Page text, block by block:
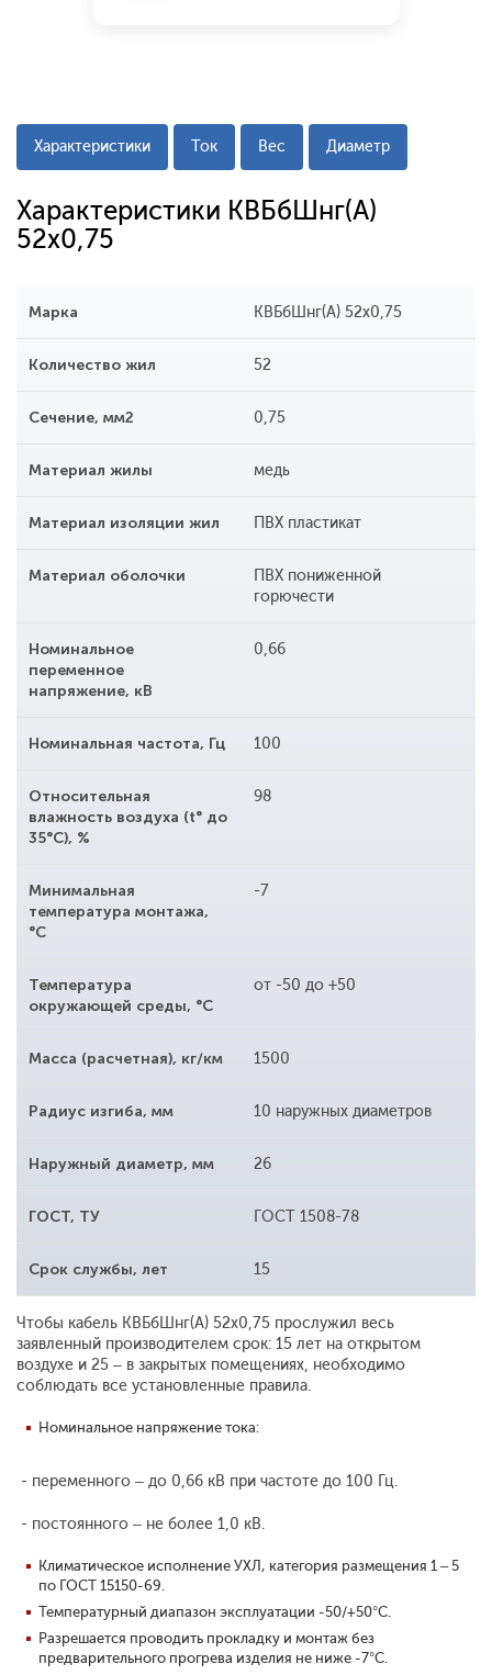
Характеристики Ток Вес Диаметр
Характеристики КВБбШнг(А)
52х0,75
Марка КВБбШнг(А) 52х0,75
Количество жил 52
Сечение, мм2 0,75
Материал жилы медь
Материал изоляции жил ПВХ пластикат
Материал оболочки
ПВХ пониженной
горючести
Номинальное
переменное
напряжение, кВ
0,66
Номинальная частота, Гц 100
Относительная
влажность воздуха (t° до
35°С), %
98
Минимальная
температура монтажа,
°С
-7
Температура
окружающей среды, °С
от -50 до +50
Масса (расчетная), кг/км 1500
Радиус изгиба, мм 10 наружных диаметров
Наружный диаметр, мм 26
ГОСТ, ТУ ГОСТ 1508-78
Срок службы, лет 15
Чтобы кабель КВБбШнг(А) 52х0,75 прослужил весь
заявленный производителем срок: 15 лет на открытом
воздухе и 25 – в закрытых помещениях, необходимо
соблюдать все установленные правила.
Номинальное напряжение тока:
- переменного – до 0,66 кВ при частоте до 100 Гц.
- постоянного – не более 1,0 кВ.
Климатическое исполнение УХЛ, категория размещения 1 – 5
по ГОСТ 15150-69.
Температурный диапазон эксплуатации -50/+50°С.
Разрешается проводить прокладку и монтаж без
предварительного прогрева изделия не ниже -7°С.